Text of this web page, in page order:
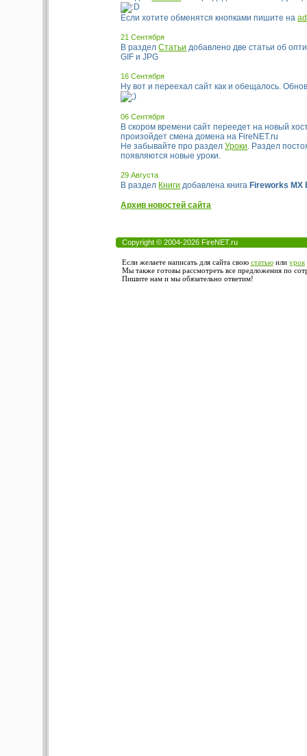
Если хотите обменятся кнопками пишите на
21 Сентября
В разделСтатьи добавлено две статьи об
GIF и JPG
16 Сентября
Ну вот и переехал сайт как и обещалось.
06 Сентября
В скором времени сайт переедет на новый
произойдет смена домена на FireNET.ru
Не забывайте про разделУроки . Раздел
появляются новые уроки.
29 Августа
В раздел Книги добавлена книгаFireworks MX
Архив новостей сайта
Copyright © 2004-2026 FireNET.ru
Если желаете написать для сайта свою статьюили урок
Мы также готовы рассмотреть все предложения по
Пишите нам и мы обязательно ответим!